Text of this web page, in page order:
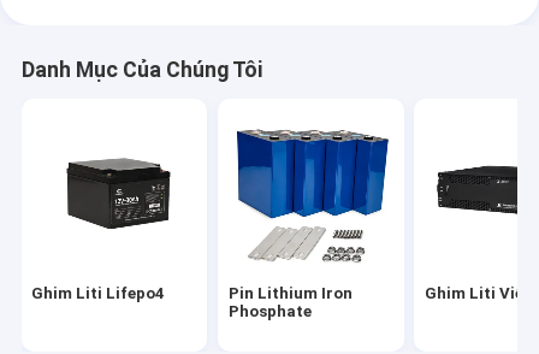
Ghim đèn đường năng lượng mặt trời
Danh Mục Của Chúng Tôi
Ghim Liti Lifepo4
Pin Lithium Iron
Phosphate
Ghim Liti Viễn